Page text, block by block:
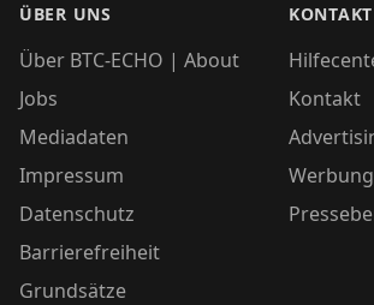
ÜBER UNS
Über BTC-ECHO | About
Jobs
Mediadaten
Impressum
Datenschutz
Barrierefreiheit
Grundsätze
KONTAKT
Kontakt